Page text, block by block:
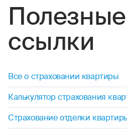
Полезные
ссылки
Все о страховании квартиры
Калькулятор страхования
Страхование отделки